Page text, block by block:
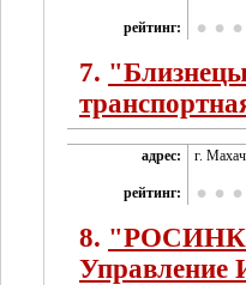
рейтинг:
7.
адрес: г.
рейтинг:
8.
Управление